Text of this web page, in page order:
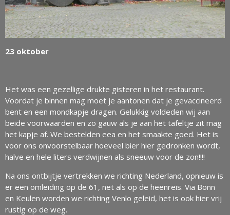
23 oktober
Het was een gezellige drukte gisteren in het restaurant.
Voordat je binnen mag moet je aantonen dat je gevaccineerd
bent en een mondkapje dragen. Gelukkig voldeden wij aan
beide voorwaarden en zo gauw als je aan het tafeltje zit mag
het kapje af. We bestelden eea en het smaakte goed. Het is
voor ons onvoorstelbaar hoeveel bier hier gedronken wordt,
halve en hele liters verdwijnen als sneeuw voor de zon!!!!
Na ons ontbijtje vertrekken we richting Nederland, opnieuw is
er een omleiding op de 61, net als op de heenreis. Via Bonn
en Keulen worden we richting Venlo geleid, het is ook hier vrij
rustig op de weg.